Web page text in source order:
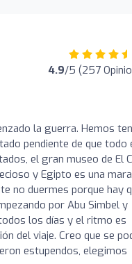
4.9/5 (257
la guerra. Hemos
pendiente de que todo
el gran museo de El
y Egipto es una
no duermes porque hay
por Abu Simbel y
los días y el ritmo es
del viaje. Creo que se
estupendos, elegimos